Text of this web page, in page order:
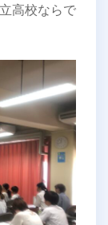
高校ならで